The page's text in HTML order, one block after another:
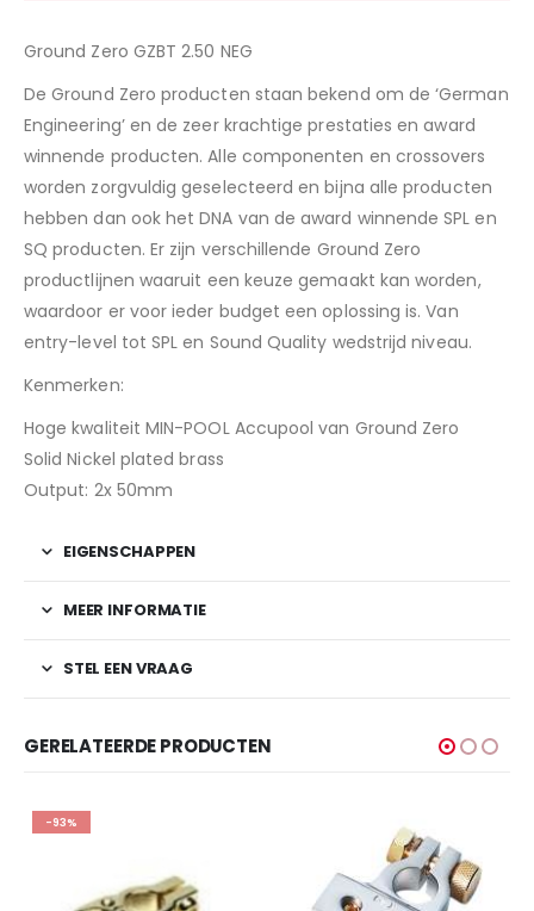
Ground Zero GZBT 2.50 NEG
De Ground Zero producten staan bekend om de ‘German
Engineering’ en de zeer krachtige prestaties en award
winnende producten. Alle componenten en crossovers
worden zorgvuldig geselecteerd en bijna alle producten
hebben dan ook het DNA van de award winnende SPL en
SQ producten. Er zijn verschillende Ground Zero
productlijnen waaruit een keuze gemaakt kan worden,
waardoor er voor ieder budget een oplossing is. Van
entry-level tot SPL en Sound Quality wedstrijd niveau.
Kenmerken:
Hoge kwaliteit MIN-POOL Accupool van Ground Zero
Solid Nickel plated brass
Output: 2x 50mm
EIGENSCHAPPEN
MEER INFORMATIE
STEL EEN VRAAG
GERELATEERDE PRODUCTEN
-93%